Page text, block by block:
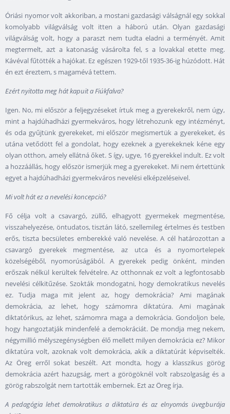
Óriási nyomor volt akkoriban, a mostani gazdasági válságnál egy sokkal
komolyabb világválság volt itten a háború után. Olyan gazdasági
világválság volt, hogy a paraszt nem tudta eladni a terményét. Amit
megtermelt, azt a katonaság vásárolta fel, s a lovakkal etette meg.
Kávéval fűtötték a hajókat. Ez egészen 1929-től 1935-36-ig húzódott. Hát
én ezt éreztem, s magamévá tettem.
Ezért nyitotta meg hát kapuit a Fiúkfalva?
Igen. No, mi először a feljegyzéseket írtuk meg a gyerekekről, nem úgy,
mint a hajdúhadházi gyermekváros, hogy létrehozunk egy intézményt,
és oda gyűjtünk gyerekeket, mi először megismertük a gyerekeket, és
utána vetődött fel a gondolat, hogy ezeknek a gyerekeknek kéne egy
olyan otthon, amely ellátná őket. S így, ugye, 16 gyerekkel indult. Ez volt
a hozzáállás, hogy először ismerjük meg a gyerekeket. Mi nem értettünk
egyet a hajdúhadházi gyermekváros nevelési elképzeléseivel.
Mi volt hát ez a nevelési koncepció?
Fő célja volt a csavargó, züllő, elhagyott gyermekek megmentése,
visszahelyezése, öntudatos, tisztán látó, szellemileg értelmes és testben
erős, tiszta becsületes emberekké való nevelése. A cél határozottan a
csavargó gyerekek megmentése, az utca és a nyomortelepek
közelségéből, nyomorúságából. A gyerekek pedig önként, minden
erőszak nélkül kerültek felvételre. Az otthonnak ez volt a legfontosabb
nevelési célkitűzése. Szokták mondogatni, hogy demokratikus nevelés
ez. Tudja maga mit jelent az, hogy demokrácia? Ami magának
demokrácia, az lehet, hogy számomra diktatúra. Ami magának
diktatórikus, az lehet, számomra maga a demokrácia. Gondoljon bele,
hogy hangoztatják mindenfelé a demokráciát. De mondja meg nekem,
négymillió mélyszegénységben élő mellett milyen demokrácia ez? Mikor
diktatúra volt, azoknak volt demokrácia, akik a diktatúrát képviselték.
Az Öreg erről sokat beszélt. Azt mondta, hogy a klasszikus görög
demokrácia azért hazugság, mert a görögöknél volt rabszolgaság és a
görög rabszolgát nem tartották embernek. Ezt az Öreg írja.
A pedagógia lehet demokratikus a diktatúra és az elnyomás üvegburája